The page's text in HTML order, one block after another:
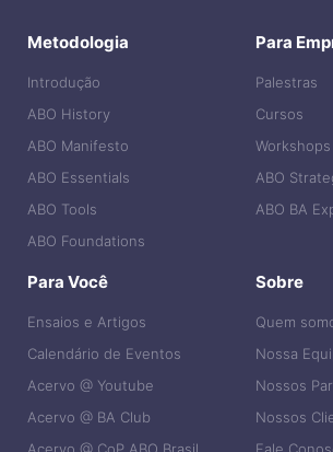
Metodologia
Introdução
ABO History
ABO Manifesto
ABO Essentials
ABO Tools
ABO Foundations
Para
Palestras
Cursos
Workshops
ABO
ABO BA
Para Você
Ensaios e Artigos
Calendário de Eventos
Acervo @ Youtube
Acervo @ BA Club
Acervo @ CoP ABO Brasil
Sobre
Quem
Nossa
Nossos
Nossos
Fale